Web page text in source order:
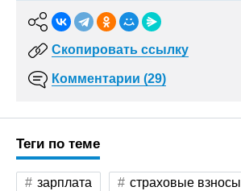
Скопировать ссылку
Комментарии (29)
Теги по теме
зарплата страховые взносы